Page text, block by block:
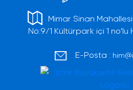
Mimar Sinan
No:9/1 Kültürpark içi 1 no'lu
E-Posta :